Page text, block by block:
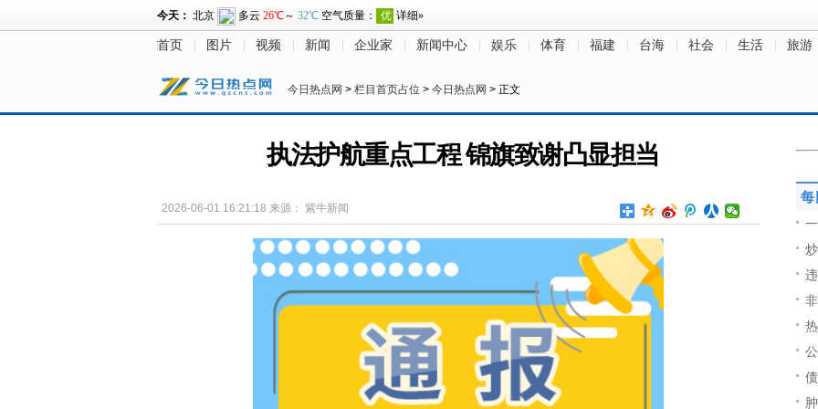
首页 图片 视频 新闻 企业家 新闻中心 娱乐 体育 福建 台海 社会 生活 旅游
今日热点网 > 栏目首页占位 > 今日热点网 > 正文
执法护航重点工程 锦旗致谢凸显担当
2026-06-01 16:21:18 来源： 紫牛新闻
每